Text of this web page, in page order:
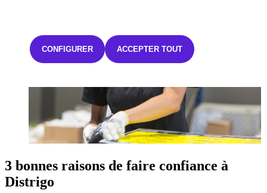
3 bonnes raisons de faire confiance à
Distrigo
CONFIGURER ACCEPTER TOUT